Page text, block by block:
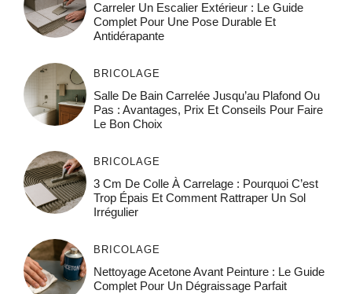
Carreler Un Escalier Extérieur : Le Guide
Complet Pour Une Pose Durable Et
Antidérapante
BRICOLAGE
Salle De Bain Carrelée Jusqu’au Plafond Ou
Pas : Avantages, Prix Et Conseils Pour Faire
Le Bon Choix
BRICOLAGE
3 Cm De Colle À Carrelage : Pourquoi C’est
Trop Épais Et Comment Rattraper Un Sol
Irrégulier
BRICOLAGE
Nettoyage Acetone Avant Peinture : Le Guide
Complet Pour Un Dégraissage Parfait